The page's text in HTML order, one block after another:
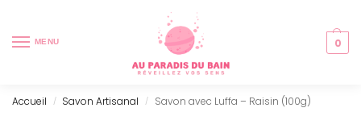
MENU 0
Accueil / Savon Artisanal / Savon avec Luffa – Raisin (100g)